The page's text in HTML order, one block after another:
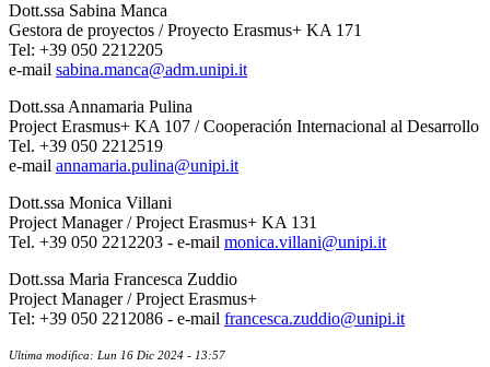
Dott.ssa Sabina Manca
Gestora de proyectos / Proyecto Erasmus+ KA 171
Tel: +39 050 2212205
e-mail sabina.manca@adm.unipi.it
Dott.ssa Annamaria Pulina
Project Erasmus+ KA 107 / Cooperación Internacional al Desarrollo
Tel. +39 050 2212519
e-mail annamaria.pulina@unipi.it
Dott.ssa Monica Villani
Project Manager / Project Erasmus+ KA 131
Tel. +39 050 2212203 - e-mail monica.villani@unipi.it
Dott.ssa Maria Francesca Zuddio
Project Manager / Project Erasmus+
Tel: +39 050 2212086 - e-mail francesca.zuddio@unipi.it
Ultima modifica: Lun 16 Dic 2024 - 13:57